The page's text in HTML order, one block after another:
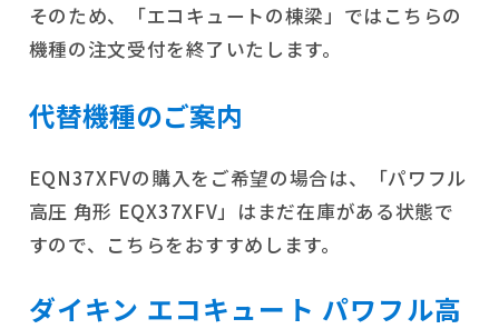
そのため、「エコキュートの棟梁」ではこちらの
機種の注文受付を終了いたします。
代替機種のご案内
EQN37XFVの購入をご希望の場合は、「パワフル
高圧 角形 EQX37XFV」はまだ在庫がある状態で
すので、こちらをおすすめします。
ダイキン エコキュート パワフル高